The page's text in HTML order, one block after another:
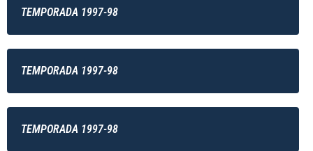
TEMPORADA 1997-98
TEMPORADA 1997-98
TEMPORADA 1997-98